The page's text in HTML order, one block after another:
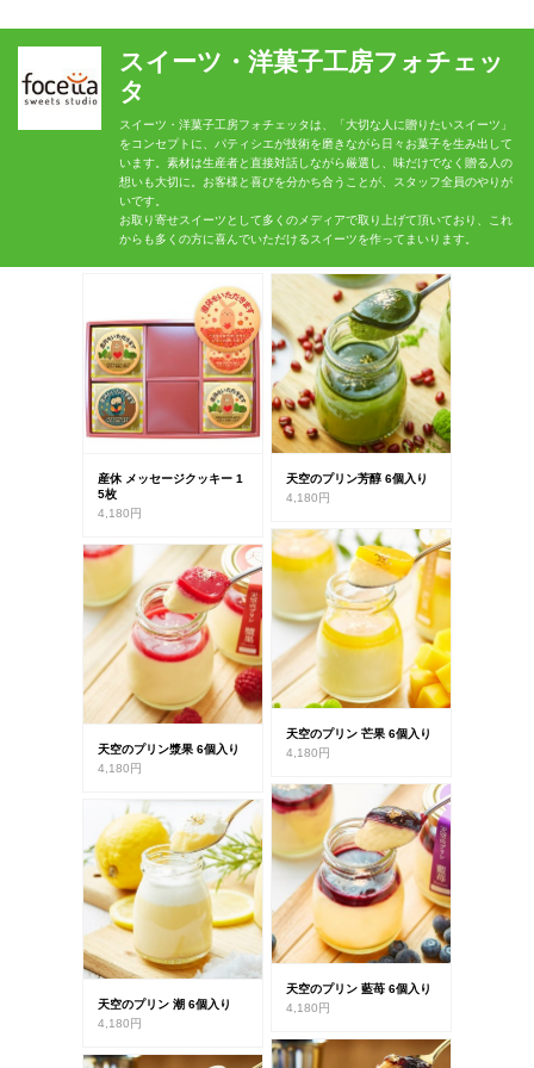
スイーツ・洋菓子工房フォチェッ
タ
スイーツ・洋菓子工房フォチェッタは、「大切な人に贈りたいスイーツ」
をコンセプトに、パティシエが技術を磨きながら日々お菓子を生み出して
います。素材は生産者と直接対話しながら厳選し、味だけでなく贈る人の
想いも大切に。お客様と喜びを分かち合うことが、スタッフ全員のやりが
いです。
お取り寄せスイーツとして多くのメディアで取り上げて頂いており、これ
からも多くの方に喜んでいただけるスイーツを作ってまいります。
産休 メッセージクッキー 1
5枚
4,180円
天空のプリン芳醇 6個入り
4,180円
天空のプリン 芒果 6個入り
4,180円
天空のプリン漿果 6個入り
4,180円
天空のプリン 藍苺 6個入り
4,180円
天空のプリン 潮 6個入り
4,180円